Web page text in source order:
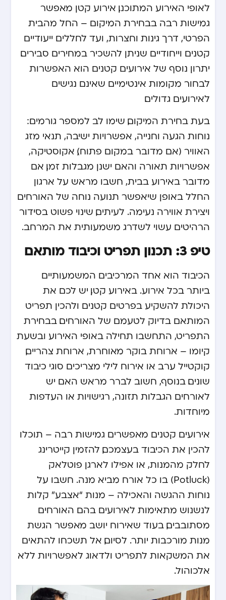
לאופי האירוע המתוכנן. אירוע קטן מאפשר
גמישות רבה בבחירת המיקום – החל מהבית
הפרטי, דרך גינות וחצרות, ועד לחללים ייעודיים
קטנים וייחודיים שניתן להשכיר במחירים סבירים.
יתרון נוסף של אירועים קטנים הוא האפשרות
לבחור מקומות אינטימיים שאינם נגישים
לאירועים גדולים.
בעת בחירת המיקום, שימו לב למספר גורמים:
נוחות הגעה וחנייה, אפשרויות ישיבה, תנאי מזג
האוויר (אם מדובר במקום פתוח), אקוסטיקה,
אפשרויות תאורה והאם ישנן מגבלות זמן. אם
מדובר באירוע בבית, חשבו מראש על ארגון
החלל באופן שיאפשר תנועה נוחה של האורחים
ויצירת אווירה נעימה. לעיתים, שינוי פשוט בסידור
הרהיטים עשוי לשדרג משמעותית את המרחב.
טיפ 3: תכנון תפריט וכיבוד מותאם
הכיבוד הוא אחד המרכיבים המשמעותיים
ביותר בכל אירוע. באירוע קטן, יש לכם את
היכולת להשקיע בפרטים קטנים ולהכין תפריט
המותאם בדיוק לטעמם של האורחים. בבחירת
התפריט, התחשבו תחילה באופי האירוע ובשעת
קיומו – ארוחת בוקר מאוחרת, ארוחת צהריים,
קוקטייל ערב או אירוח לילי מצריכים סוגי כיבוד
שונים. בנוסף, חשוב לברר מראש האם יש
לאורחים הגבלות תזונה, רגישויות או העדפות
מיוחדות.
אירועים קטנים מאפשרים גמישות רבה – תוכלו
להכין את הכיבוד בעצמכם, להזמין קייטרינג
לחלק מהמנות, או אפילו לארגן פוטלאק
(Potluck) בו כל אורח מביא מנה. חשבו על
נוחות ההגשה והאכילה – מנות “אצבע” קלות
לנשנוש מתאימות לאירועים בהם האורחים
מסתובבים, בעוד שאירוח יושב מאפשר הגשת
מנות מורכבות יותר. לסיום, אל תשכחו להתאים
את המשקאות לתפריט ולדאוג לאפשרויות ללא
אלכוהול.